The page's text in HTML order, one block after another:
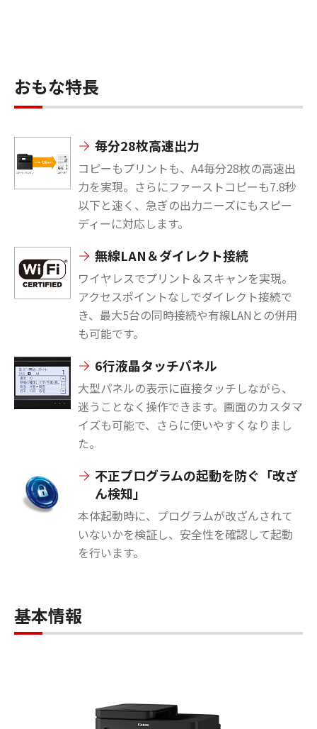
おもな特長
毎分28枚高速出力
コピーもプリントも、A4毎分28枚の高速出
力を実現。さらにファーストコピーも7.8秒
以下と速く、急ぎの出力ニーズにもスピー
ディーに対応します。
無線LAN＆ダイレクト接続
ワイヤレスでプリント＆スキャンを実現。
アクセスポイントなしでダイレクト接続で
き、最大5台の同時接続や有線LANとの併用
も可能です。
6行液晶タッチパネル
大型パネルの表示に直接タッチしながら、
迷うことなく操作できます。画面のカスタマ
イズも可能で、さらに使いやすくなりまし
た。
不正プログラムの起動を防ぐ「改ざ
ん検知」
本体起動時に、プログラムが改ざんされて
いないかを検証し、安全性を確認して起動
を行います。
基本情報